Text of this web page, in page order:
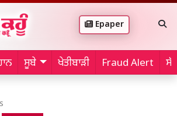
Epaper
ਸੂਬੇ ਖੇਤੀਬਾੜੀ Fraud Alert